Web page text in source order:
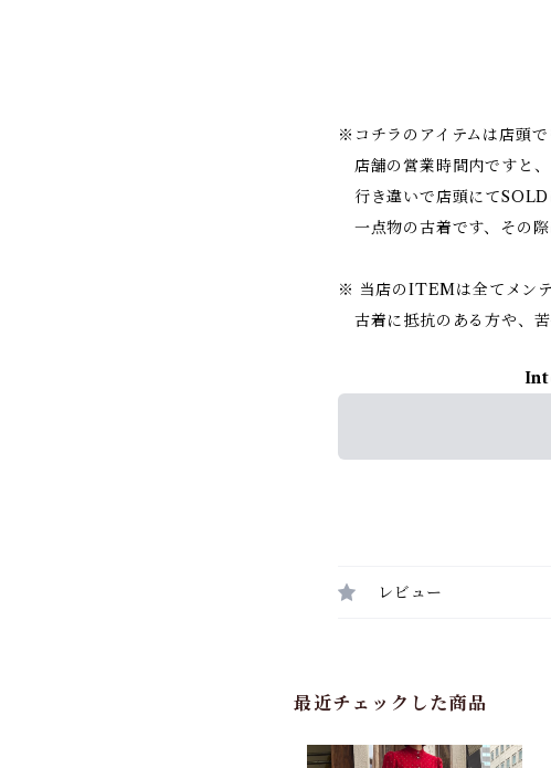
※コチラのアイテムは店頭で
店舗の営業時間内ですと、
行き違いで店頭にてSOLD
一点物の古着です、その際
※ 当店のITEMは全てメンテ
古着に抵抗のある方や、苦
レビュー
最近チェックした商品